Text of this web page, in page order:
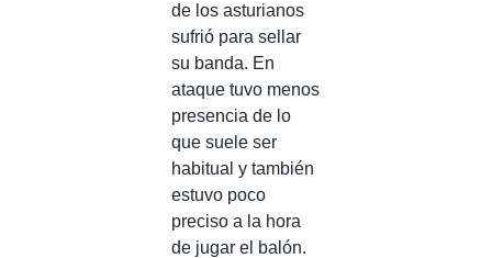
de los asturianos
sufrió para sellar
su banda. En
ataque tuvo menos
presencia de lo
que suele ser
habitual y también
estuvo poco
preciso a la hora
de jugar el balón.